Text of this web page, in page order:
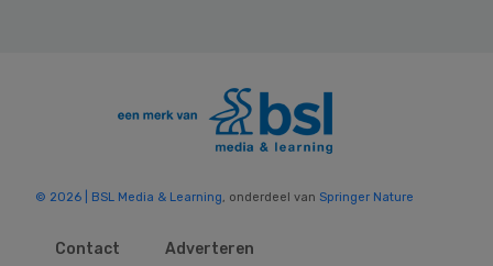
© 2026 | BSL Media & Learning, onderdeel van Springer Nature
Contact Adverteren